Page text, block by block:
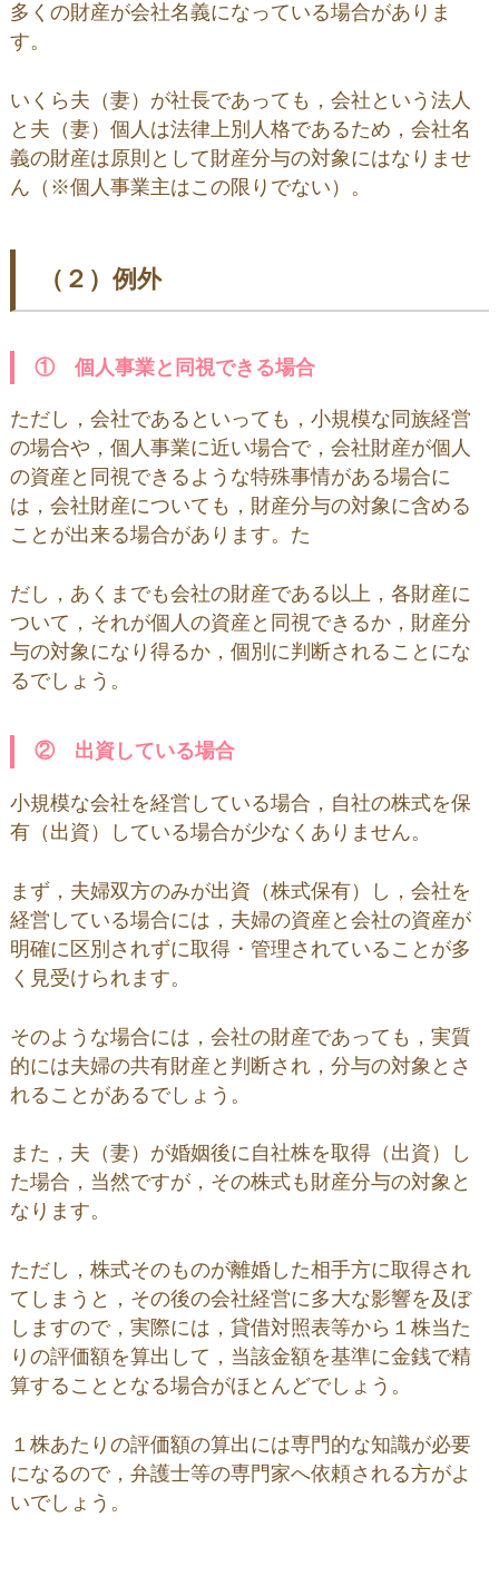
多くの財産が会社名義になっている場合がありま
す。
いくら夫（妻）が社長であっても，会社という法人
と夫（妻）個人は法律上別人格であるため，会社名
義の財産は原則として財産分与の対象にはなりませ
ん（※個人事業主はこの限りでない）。
（２）例外
① 個人事業と同視できる場合
ただし，会社であるといっても，小規模な同族経営
の場合や，個人事業に近い場合で，会社財産が個人
の資産と同視できるような特殊事情がある場合に
は，会社財産についても，財産分与の対象に含める
ことが出来る場合があります。た
だし，あくまでも会社の財産である以上，各財産に
ついて，それが個人の資産と同視できるか，財産分
与の対象になり得るか，個別に判断されることにな
るでしょう。
② 出資している場合
小規模な会社を経営している場合，自社の株式を保
有（出資）している場合が少なくありません。
まず，夫婦双方のみが出資（株式保有）し，会社を
経営している場合には，夫婦の資産と会社の資産が
明確に区別されずに取得・管理されていることが多
く見受けられます。
そのような場合には，会社の財産であっても，実質
的には夫婦の共有財産と判断され，分与の対象とさ
れることがあるでしょう。
また，夫（妻）が婚姻後に自社株を取得（出資）し
た場合，当然ですが，その株式も財産分与の対象と
なります。
ただし，株式そのものが離婚した相手方に取得され
てしまうと，その後の会社経営に多大な影響を及ぼ
しますので，実際には，貸借対照表等から１株当た
りの評価額を算出して，当該金額を基準に金銭で精
算することとなる場合がほとんどでしょう。
１株あたりの評価額の算出には専門的な知識が必要
になるので，弁護士等の専門家へ依頼される方がよ
いでしょう。